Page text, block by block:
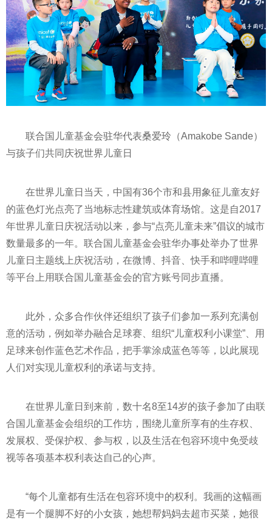
联合国儿童基金会驻华代表桑爱玲（Amakobe Sande）
与孩子们共同庆祝世界儿童日
在世界儿童日当天，中国有36个市和县用象征儿童友好
的蓝色灯光点亮了当地标志性建筑或体育场馆。这是自2017
年世界儿童日庆祝活动以来，参与“点亮儿童未来”倡议的城市
数量最多的一年。联合国儿童基金会驻华办事处举办了世界
儿童日主题线上庆祝活动，在微博、抖音、快手和哔哩哔哩
等平台上用联合国儿童基金会的官方账号同步直播。
此外，众多合作伙伴还组织了孩子们参加一系列充满创
意的活动，例如举办融合足球赛、组织“儿童权利小课堂”、用
足球来创作蓝色艺术作品，把手掌涂成蓝色等等，以此展现
人们对实现儿童权利的承诺与支持。
在世界儿童日到来前，数十名8至14岁的孩子参加了由联
合国儿童基金会组织的工作坊，围绕儿童所享有的生存权、
发展权、受保护权、参与权，以及生活在包容环境中免受歧
视等各项基本权利表达自己的心声。
“每个儿童都有生活在包容环境中的权利。我画的这幅画
是有一个腿脚不好的小女孩，她想帮妈妈去超市买菜，她很